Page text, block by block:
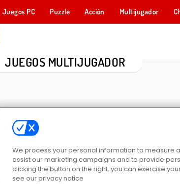
Juegos PC Puzzle Acción Multijugador
JUEGOS MULTIJUGADOR
Corona Virus.io Superhero Tycoon Game of Thrones:
We process your personal information to measure
assist our marketing campaigns and to provide
clicking the button on the right, you can exercise
see our privacy notice